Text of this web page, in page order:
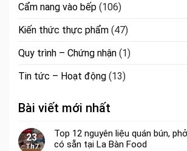
Cẩm nang vào bếp (106)
Kiến thức thực phẩm (47)
Quy trình – Chứng nhận (1)
Tin tức – Hoạt động (13)
Bài viết mới nhất
23
Th7
Top 12 nguyên liệu quán bún,
có sẵn tại La Bàn Food